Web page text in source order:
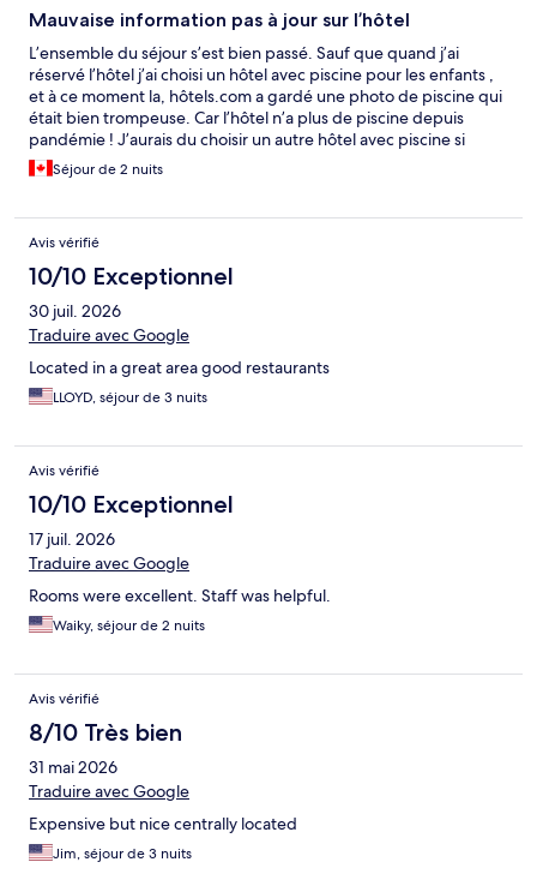
Mauvaise information pas à jour sur l’hôtel
L’ensemble du séjour s’est bien passé. Sauf que quand j’ai
réservé l’hôtel j’ai choisi un hôtel avec piscine pour les enfants ,
et à ce moment la, hôtels.com a gardé une photo de piscine qui
était bien trompeuse. Car l’hôtel n’a plus de piscine depuis
pandémie ! J’aurais du choisir un autre hôtel avec piscine si
l’information était exacte ! Très décevant de la part de
hotels.com
Séjour de 2 nuits
Avis vérifié
10/10 Exceptionnel
30 juil. 2026
Traduire avec Google
Located in a great area good restaurants
LLOYD, séjour de 3 nuits
Avis vérifié
10/10 Exceptionnel
17 juil. 2026
Traduire avec Google
Rooms were excellent. Staff was helpful.
Waiky, séjour de 2 nuits
Avis vérifié
8/10 Très bien
31 mai 2026
Traduire avec Google
Expensive but nice centrally located
Jim, séjour de 3 nuits